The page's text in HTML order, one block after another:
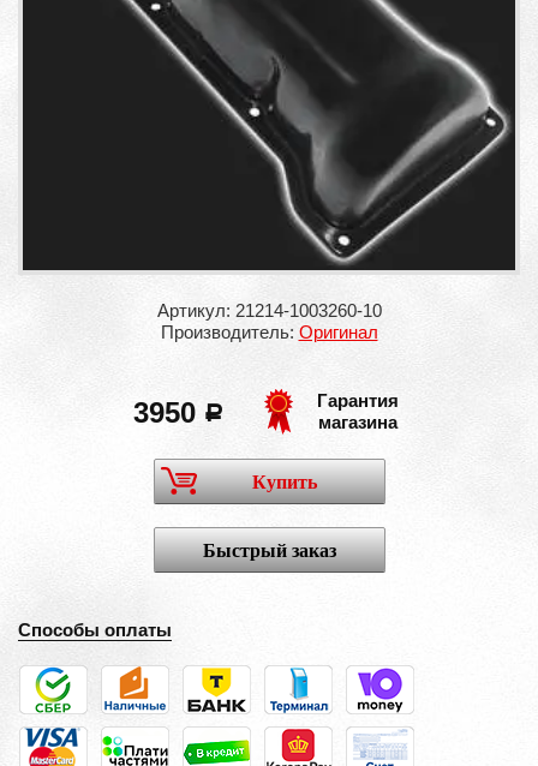
Артикул: 21214-1003260-10
Производитель: Оригинал
3950 a
Гарантия
магазина
Купить
Быстрый заказ
Способы оплаты